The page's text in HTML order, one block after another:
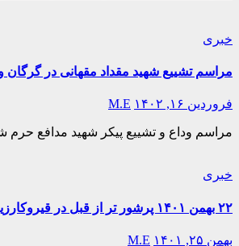
خبری
مراسم تشییع شهید مقداد مقهانی در گرگان و شهید
فروردین ۱۶, ۱۴۰۲ M.E
مراسم وداع و تشییع پیکر شهید مدافع حرم
خبری
۲۲ بهمن ۱۴۰۱ پرشور تر از قبل در قیروکارزین
بهمن ۲۵, ۱۴۰۱ M.E